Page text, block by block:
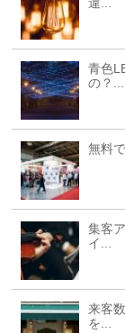
違...
青色
の？...
無料
集客
イ...
来客
を...